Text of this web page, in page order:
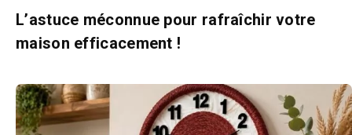
L’astuce méconnue pour rafraîchir votre
maison efficacement !